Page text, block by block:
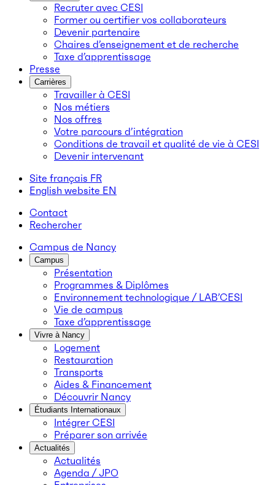
Recruter avec CESI
Former ou certifier vos collaborateurs
Devenir partenaire
Chaires d’enseignement et de recherche
Taxe d’apprentissage
Presse
Carrières
Travailler à CESI
Nos métiers
Nos offres
Votre parcours d’intégration
Conditions de travail et qualité de vie à CESI
Devenir intervenant
Site français FR
English website EN
Contact
Rechercher
Campus de Nancy
Campus
Présentation
Programmes & Diplômes
Environnement technologique / LAB’CESI
Vie de campus
Taxe d’apprentissage
Vivre à Nancy
Logement
Restauration
Transports
Aides & Financement
Découvrir Nancy
Étudiants Internationaux
Intégrer CESI
Préparer son arrivée
Actualités
Actualités
Agenda / JPO